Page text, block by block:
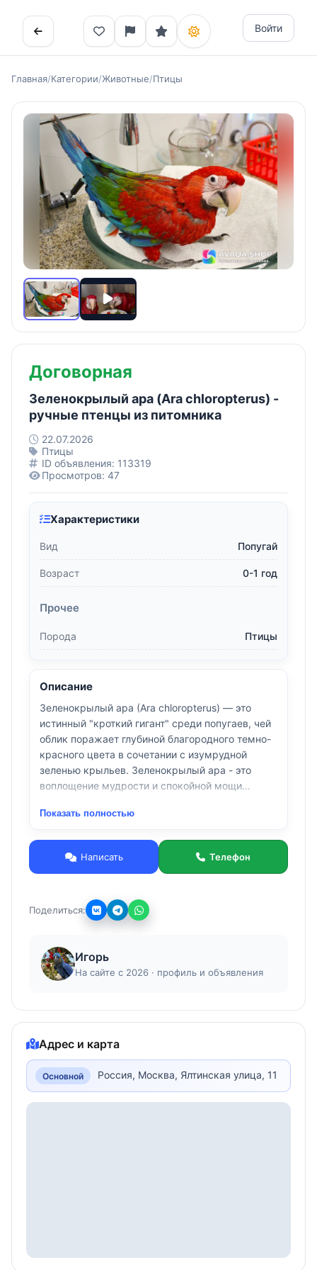
Войти
Главная/Категории/Животные/Птицы
Договорная
Зеленокрылый ара (Ara chloropterus) -
ручные птенцы из питомника
22.07.2026
Птицы
ID объявления: 113319
Просмотров: 47
Характеристики
Вид Попугай
Возраст 0-1 год
Прочее
Порода Птицы
Описание
Зеленокрылый ара (Ara chloropterus) — это
истинный "кроткий гигант" среди попугаев, чей
облик поражает глубиной благородного темно-
красного цвета в сочетании с изумрудной
зеленью крыльев. Зеленокрылый ара - это
воплощение мудрости и спокойной мощи
Птенцы-выкормыши этого вида с раннего
рассудительность. В отличие от своих более
суетливых сородичей, они обладают поистине
устанавливают с человеком глубокую, почти
телепатическую связь. В их взгляде читается
за рамки обычного поведения птицы.
Несмотря на массивный клюв, способный
невероятную деликатность. Он станет вашим
на плече шумным играм. Его голос звучит реже,
но каждое его действие наполнено смыслом и
достоинством.
Показать полностью
Написать Телефон
Поделиться:
Игорь
На сайте с 2026 · профиль и объявления
Адрес и карта
Основной Россия, Москва, Ялтинская улица, 11